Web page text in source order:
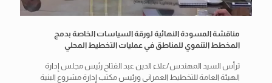
مناقشة المسودة النهائية لورقة السياسات الخاصة بدمج
المخطط التنموي للمناطق في عمليات التخطيط المحلي
ترأس السيد المهندس/علاء الدين عبد الفتاح رئيس مجلس إدارة
الهيئة العامة للتخطيط العمرانى ورئيس مكتب إدارة مشروع البنية